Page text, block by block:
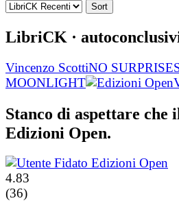
Sort
LibriCK ·
Vincenzo ScottiNO
MOONLIGHT
Stanco di aspettare
Edizioni Open.
4.83
(36)